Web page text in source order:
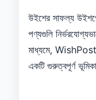
উইশের সাফল্য
পণ্যগুলি
মাধ্যমে, WishPost
একটি গুরুত্বপূর্ণ